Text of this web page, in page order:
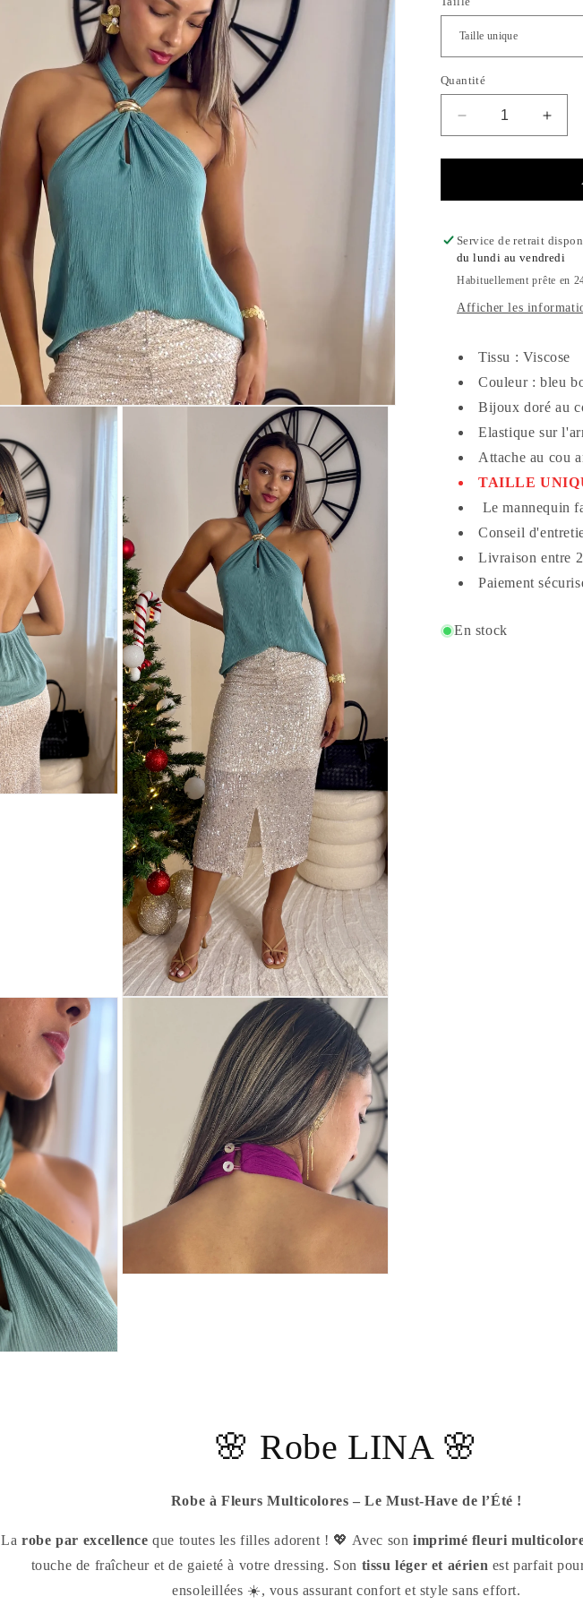
Quantité
Réduire
la
quantité
Top
la
Top
Service de retrait
du lundi au vendredi
Habituellement prête en
Afficher les
Tissu : Viscose
Couleur : bleu
Bijoux doré au
Elastique sur
Attache au cou
TAILLE
Le mannequin
Conseil
Livraison entre
Paiement
En stock
🌸 Robe LINA 🌸
Robe à Fleurs Multicolores – Le Must-Have de l’Été !
Larobe par excellence que toutes les filles adorent ! 💖 Avec sonimprimé fleuri
touche de fraîcheur et de gaieté à votre dressing. Son tissu léger et aérien est parfait
ensoleillées ☀️, vous assurant confort et style sans effort.